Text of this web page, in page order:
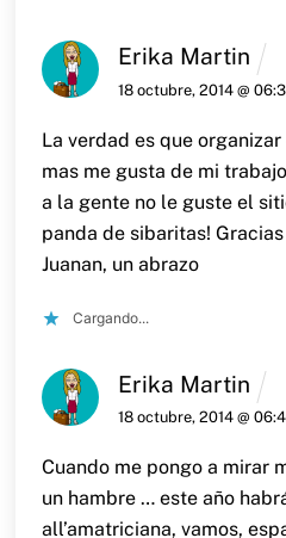
Erika Martin
18 octubre, 2014 @
La verdad es que
mas me gusta de mi
a la gente no le guste el
panda de sibaritas!
Juanan, un abrazo
Cargando...
Erika Martin
18 octubre, 2014 @
Cuando me pongo a mirar
un hambre … este año
all’amatriciana, vamos,